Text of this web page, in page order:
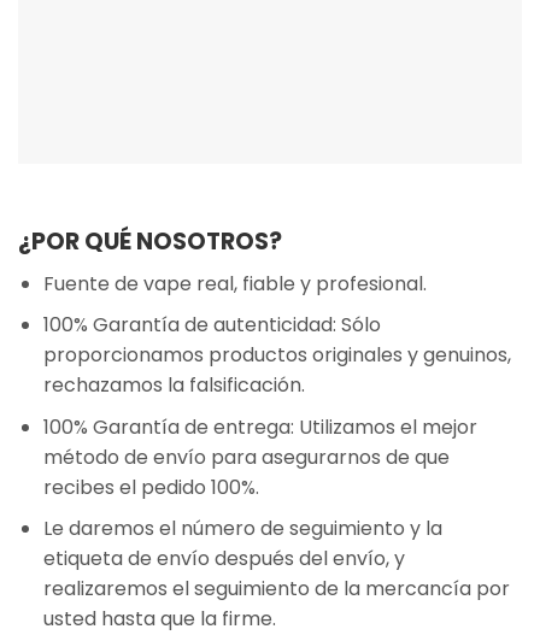
¿POR QUÉ NOSOTROS?
Fuente de vape real, fiable y profesional.
100% Garantía de autenticidad: Sólo
proporcionamos productos originales y genuinos,
rechazamos la falsificación.
100% Garantía de entrega: Utilizamos el mejor
método de envío para asegurarnos de que
recibes el pedido 100%.
Le daremos el número de seguimiento y la
etiqueta de envío después del envío, y
realizaremos el seguimiento de la mercancía por
usted hasta que la firme.